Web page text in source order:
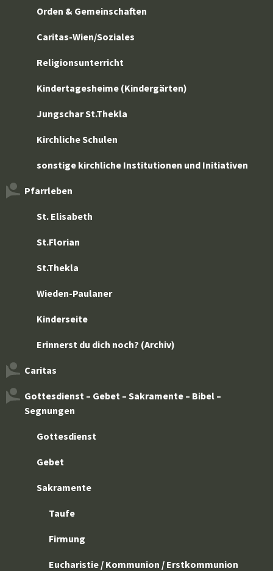
Orden & Gemeinschaften
Caritas-Wien/Soziales
Religionsunterricht
Kindertagesheime (Kindergärten)
Jungschar St.Thekla
Kirchliche Schulen
sonstige kirchliche Institutionen und Initiativen
Pfarrleben
St. Elisabeth
St.Florian
St.Thekla
Wieden-Paulaner
Kinderseite
Erinnerst du dich noch? (Archiv)
Caritas
Gottesdienst – Gebet – Sakramente – Bibel –
Segnungen
Gottesdienst
Gebet
Sakramente
Taufe
Firmung
Eucharistie / Kommunion / Erstkommunion